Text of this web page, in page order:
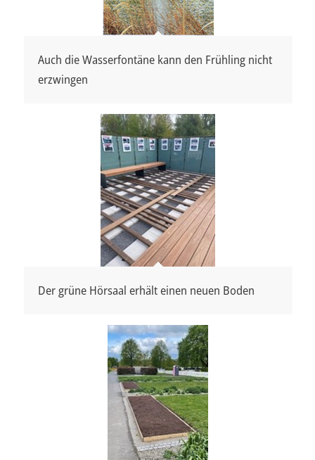
Auch die Wasserfontäne kann den Frühling nicht
erzwingen
Der grüne Hörsaal erhält einen neuen Boden